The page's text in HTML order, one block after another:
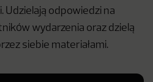
Udzielają odpowiedzi na
wydarzenia oraz dzielą
siebie materiałami.